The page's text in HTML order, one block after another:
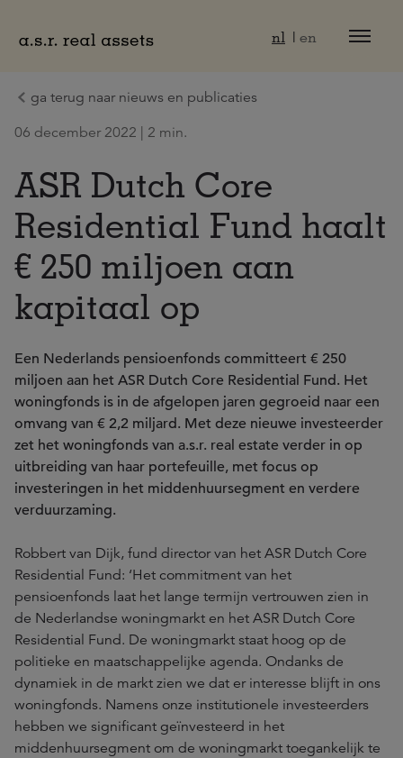
nl en
ga terug naar nieuws en publicaties
06 december 2022 | 2 min.
ASR Dutch Core
Residential Fund haalt
€ 250 miljoen aan
kapitaal op
Een Nederlands pensioenfonds committeert € 250
miljoen aan het ASR Dutch Core Residential Fund. Het
woningfonds is in de afgelopen jaren gegroeid naar een
omvang van € 2,2 miljard. Met deze nieuwe investeerder
zet het woningfonds van a.s.r. real estate verder in op
uitbreiding van haar portefeuille, met focus op
investeringen in het middenhuursegment en verdere
verduurzaming.
Robbert van Dijk, fund director van het ASR Dutch Core
Residential Fund: ‘Het commitment van het
pensioenfonds laat het lange termijn vertrouwen zien in
de Nederlandse woningmarkt en het ASR Dutch Core
Residential Fund. De woningmarkt staat hoog op de
politieke en maatschappelijke agenda. Ondanks de
dynamiek in de markt zien we dat er interesse blijft in ons
woningfonds. Namens onze institutionele investeerders
hebben we significant geïnvesteerd in het
middenhuursegment om de woningmarkt toegankelijk te